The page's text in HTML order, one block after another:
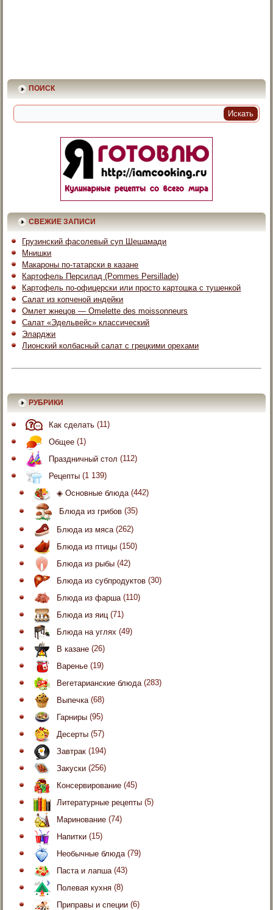
ПОИСК
СВЕЖИЕ ЗАПИСИ
Грузинский фасолевый суп Шешамади
Мнишки
Макароны по-татарски в казане
Картофель Персилад (Pommes Persillade)
Картофель по-офицерски или просто картошка с тушенкой
Салат из копченой индейки
Омлет жнецов — Omelette des moissonneurs
Салат «Эдельвейс» классический
Эларджи
Лионский колбасный салат с грецкими орехами
РУБРИКИ
Как сделать (11)
Общее (1)
Праздничный стол (112)
Рецепты (1 139)
◈ Основные блюда (442)
Блюда из грибов (35)
Блюда из мяса (262)
Блюда из птицы (150)
Блюда из рыбы (42)
Блюда из субпродуктов (30)
Блюда из фарша (110)
Блюда из яиц (71)
Блюда на углях (49)
В казане (26)
Варенье (19)
Вегетарианские блюда (283)
Выпечка (68)
Гарниры (95)
Десерты (57)
Завтрак (194)
Закуски (256)
Консервирование (45)
Литературные рецепты (5)
Маринование (74)
Напитки (15)
Необычные блюда (79)
Паста и лапша (43)
Полевая кухня (8)
Приправы и специи (6)